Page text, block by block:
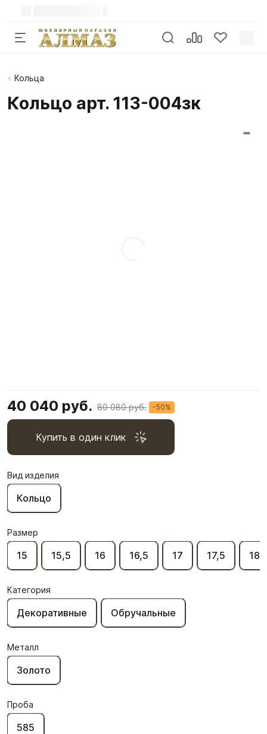
Кольца
Кольцо арт. 113-004зк
40 040 руб. 80 080 руб. -50%
Купить в один клик
Вид изделия
Кольцо
Размер
15 15,5 16 16,5 17 17,5 18
Категория
Декоративные Обручальные
Металл
Золото
Проба
585